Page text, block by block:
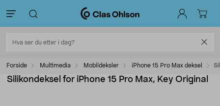
Forside Multimedia Mobildeksler iPhone 15 Pro Max deksel
Silikondeksel for iPhone 15 Pro Max, Key Original